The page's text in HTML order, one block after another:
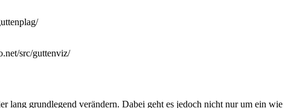
src/guttenviz/
grundlegend verändern. Dabei geht es jedoch nicht nur um ein